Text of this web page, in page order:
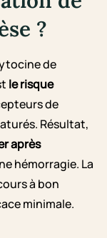
?
de
le risque
de
Résultat,
après
hémorragie. La
à bon
minimale.